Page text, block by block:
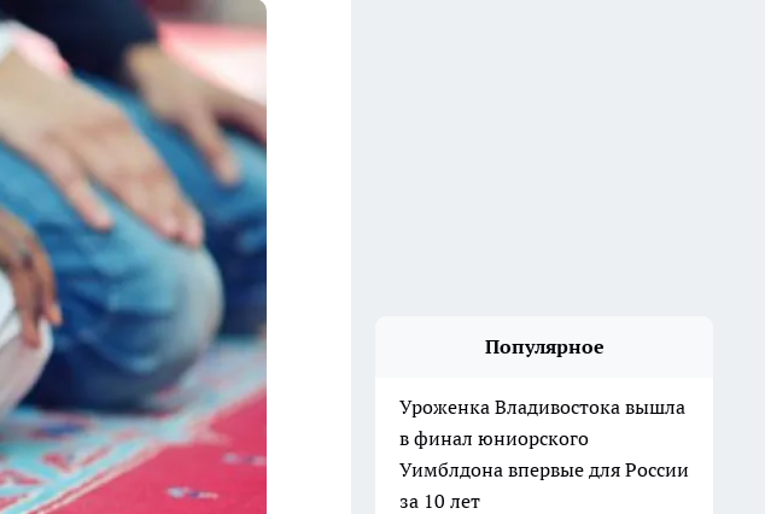
Популярное
Уроженка Владивостока вышла
в финал юниорского
Уимблдона впервые для России
за 10 лет